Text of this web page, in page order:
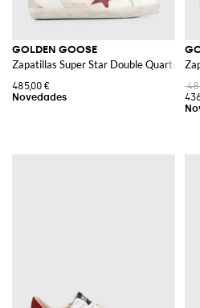
GOLDEN GOOSE
Zapatillas Super Star Double Quarter de
485,00 €